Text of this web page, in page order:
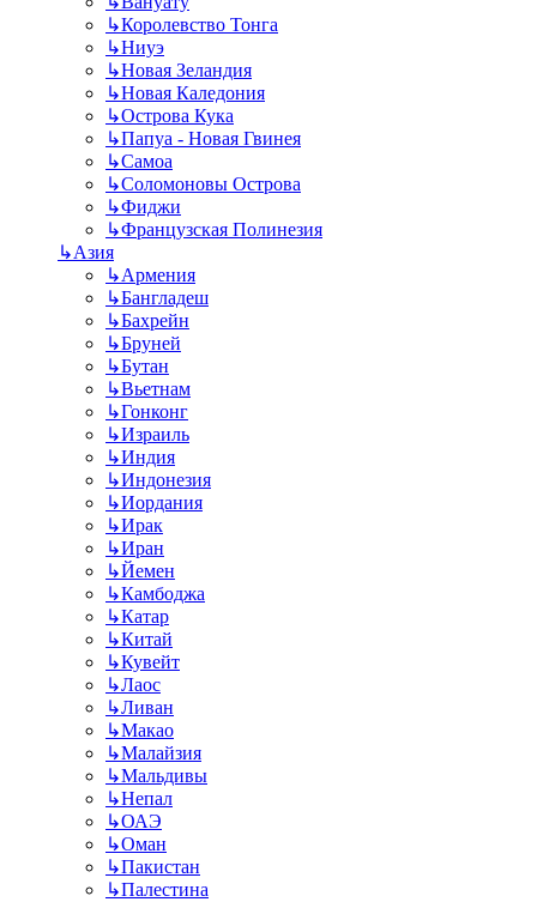
↳Королевство Тонга
↳Ниуэ
↳Новая Зеландия
↳Новая Каледония
↳Острова Кука
↳Папуа - Новая Гвинея
↳Самоа
↳Соломоновы Острова
↳Фиджи
↳Французская Полинезия
↳Азия
↳Армения
↳Бангладеш
↳Бахрейн
↳Бруней
↳Бутан
↳Вьетнам
↳Гонконг
↳Израиль
↳Индия
↳Индонезия
↳Иордания
↳Ирак
↳Иран
↳Йемен
↳Камбоджа
↳Катар
↳Китай
↳Кувейт
↳Лаос
↳Ливан
↳Макао
↳Малайзия
↳Мальдивы
↳Непал
↳ОАЭ
↳Оман
↳Пакистан
↳Палестина